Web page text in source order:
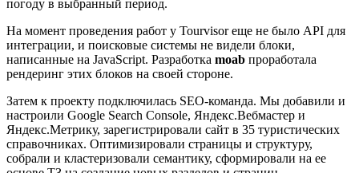
погоду в выбранный период.
На момент проведения работ у Tourvisor еще не было API для
интеграции, и поисковые системы не видели блоки,
написанные на JavaScript. Разработка moab проработала
рендеринг этих блоков на своей стороне.
Затем к проекту подключилась SEO-команда. Мы добавили и
настроили Google Search Console, Яндекс.Вебмастер и
Яндекс.Метрику, зарегистрировали сайт в 35 туристических
справочниках. Оптимизировали страницы и структуру,
собрали и кластеризовали семантику, сформировали на ее